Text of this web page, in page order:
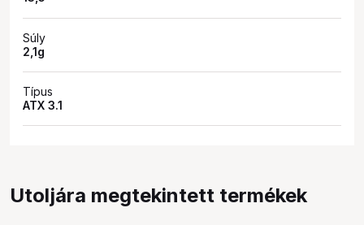
Súly
2,1g
Típus
ATX 3.1
Utoljára megtekintett termékek